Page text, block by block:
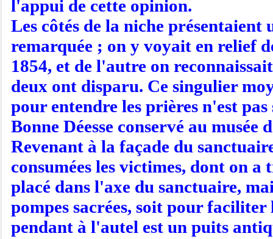
l'appui de cette opinion.
Les côtés de la niche
remarquée ; on y voyait en relief
1854, et de l'autre on
deux ont disparu. Ce singulier
pour entendre les prières n'est
Bonne Déesse conservé au
Revenant à la façade du
consumées les victimes, dont on a
placé dans l'axe du sanctuaire,
pompes sacrées, soit pour
pendant à l'autel est un puits